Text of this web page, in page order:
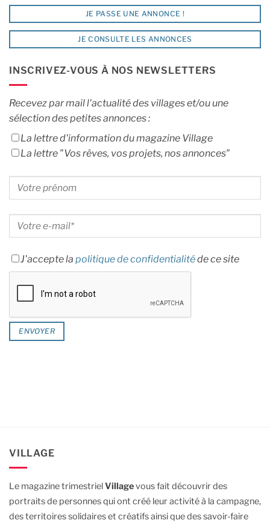
JE PASSE UNE ANNONCE !
JE CONSULTE LES ANNONCES
INSCRIVEZ-VOUS À NOS NEWSLETTERS
Recevez par mail l'actualité des villages et/ou une
sélection des petites annonces :
La lettre d'information du magazine Village
La lettre "Vos rêves, vos projets, nos annonces"
J'accepte la politique de confidentialitéde ce site
VILLAGE
Le magazine trimestrielVillagevous fait découvrir des
portraits de personnes qui ont créé leur activité à la campagne,
des territoires solidaires et créatifs ainsi que des savoir-faire